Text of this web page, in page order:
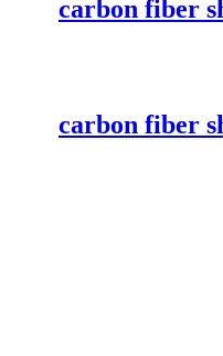
carbon fiber
carbon fiber